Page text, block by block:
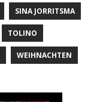
SINA JORRITSMA
TOLINO
WEIHNACHTEN